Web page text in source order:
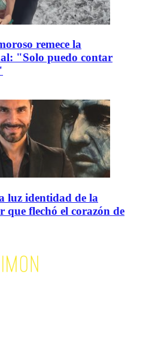
remece la
"Solo puedo contar
luz identidad de la
flechó el corazón de